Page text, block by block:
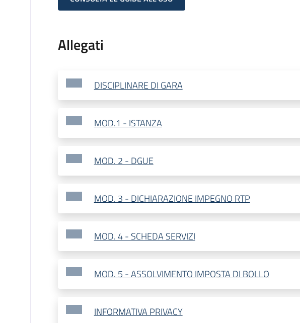
Allegati
DISCIPLINARE DI GARA
MOD.1 - ISTANZA
MOD. 2 - DGUE
MOD. 3 - DICHIARAZIONE IMPEGNO RTP
MOD. 4 - SCHEDA SERVIZI
MOD. 5 - ASSOLVIMENTO IMPOSTA DI BOLLO
INFORMATIVA PRIVACY